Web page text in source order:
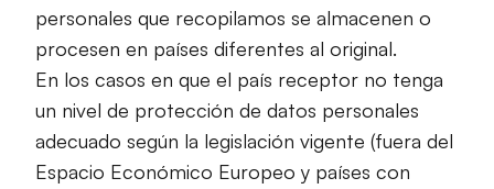
personales que recopilamos se almacenen o
procesen en países diferentes al original.
En los casos en que el país receptor no tenga
un nivel de protección de datos personales
adecuado según la legislación vigente (fuera del
Espacio Económico Europeo y países con